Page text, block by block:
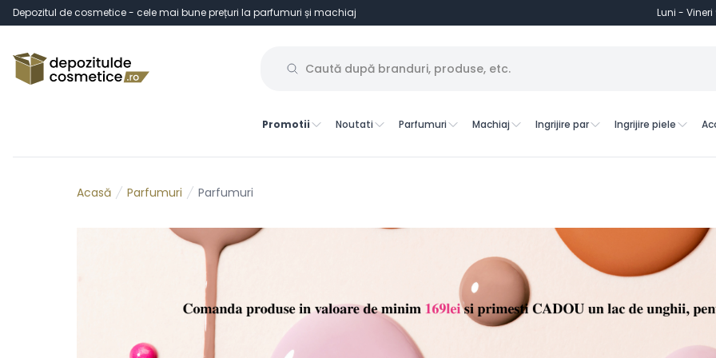
Depozitul de cosmetice - cele mai bune prețuri la parfumuri și machiaj Luni - Vineri
Promotii Noutati Parfumuri Machiaj Ingrijire par Ingrijire piele
Acasă Parfumuri Parfumuri